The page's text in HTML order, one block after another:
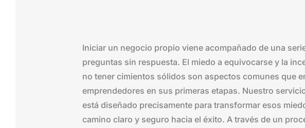
Iniciar un negocio propio viene acompañado de una
preguntas sin respuesta. El miedo a equivocarse y la
no tener cimientos sólidos son aspectos comunes que
emprendedores en sus primeras etapas. Nuestro
está diseñado precisamente para transformar esos
camino claro y seguro hacia el éxito. A través de un